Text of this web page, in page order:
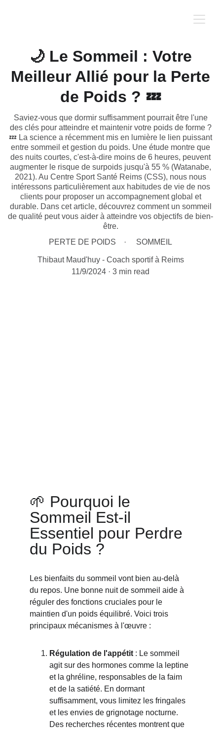
🌙 Le Sommeil : Votre
Meilleur Allié pour la Perte
de Poids ? 💤
Saviez-vous que dormir suffisamment pourrait être l'une
des clés pour atteindre et maintenir votre poids de forme ?
💤 La science a récemment mis en lumière le lien puissant
entre sommeil et gestion du poids. Une étude montre que
des nuits courtes, c'est-à-dire moins de 6 heures, peuvent
augmenter le risque de surpoids jusqu'à 55 % (Watanabe,
2021). Au Centre Sport Santé Reims (CSS), nous nous
intéressons particulièrement aux habitudes de vie de nos
clients pour proposer un accompagnement global et
durable. Dans cet article, découvrez comment un sommeil
de qualité peut vous aider à atteindre vos objectifs de bien-
être.
PERTE DE POIDS
SOMMEIL
Thibaut Maud'huy - Coach sportif à Reims
11/9/2024
3 min read
🌱 Pourquoi le
Sommeil Est-il
Essentiel pour Perdre
du Poids ?
Les bienfaits du sommeil vont bien au-delà
du repos. Une bonne nuit de sommeil aide à
réguler des fonctions cruciales pour le
maintien d'un poids équilibré. Voici trois
principaux mécanismes à l'œuvre :
Régulation de l'appétit : Le sommeil
agit sur des hormones comme la leptine
et la ghréline, responsables de la faim
et de la satiété. En dormant
suffisamment, vous limitez les fringales
et les envies de grignotage nocturne.
Des recherches récentes montrent que